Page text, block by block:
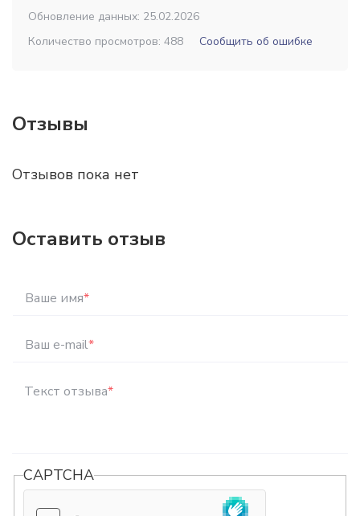
Обновление данных: 25.02.2026
Количество просмотров: 488
Сообщить об ошибке
Отзывы
Отзывов пока нет
Оставить отзыв
Ваше имя*
Ваш e-mail*
Текст отзыва*
CAPTCHA